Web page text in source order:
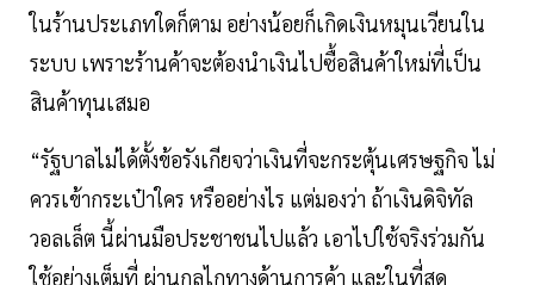
ในร้านประเภทใดก็ตาม อย่างน้อยก็เกิดเงินหมุนเวียนใน
ระบบ เพราะร้านค้าจะต้องนำเงินไปซื้อสินค้าใหม่ที่เป็น
สินค้าทุนเสมอ
“รัฐบาลไม่ได้ตั้งข้อรังเกียจว่าเงินที่จะกระตุ้นเศรษฐกิจ ไม่
ควรเข้ากระเป๋าใคร หรืออย่างไร แต่มองว่า ถ้าเงินดิจิทัล
วอลเล็ต นี้ผ่านมือประชาชนไปแล้ว เอาไปใช้จริงร่วมกัน
ใช้อย่างเต็มที่ ผ่านกลไกทางด้านการค้า และในที่สุด